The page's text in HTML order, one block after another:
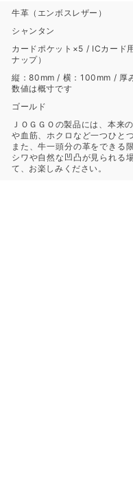
牛革（エンボスレザー）
シャンタン
カードポケット×5 / ICカード
ナップ）
縦：80mm / 横：100mm / 厚
数値は概寸です
ゴールド
ＪＯＧＧＯの製品には、本来
や血筋、ホクロなど一つひと
また、牛一頭分の革をできる
シワや自然な凹凸が見られる
て、お楽しみください。